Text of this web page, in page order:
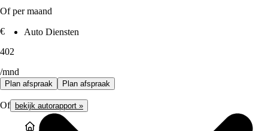
Auto Diensten
Of per maand
€
402
/mnd
Plan afspraak Plan afspraak
Of bekijk autorapport »